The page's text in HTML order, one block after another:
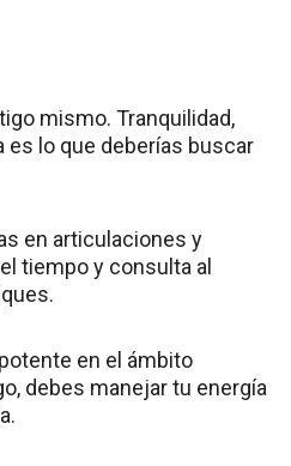
mismo. Tranquilidad,
es lo que deberías buscar
en articulaciones y
tiempo y consulta al
en el ámbito
debes manejar tu energía